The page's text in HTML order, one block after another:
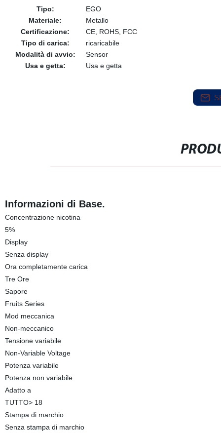
Tipo:
EGO
Materiale:
Metallo
Certificazione:
CE, ROHS, FCC
Tipo di carica:
ricaricabile
Modalità di avvio:
Sensor
Usa e getta:
Usa e getta
Informazioni di Base.
Concentrazione nicotina
5%
Display
Senza display
Ora completamente carica
Tre Ore
Sapore
Fruits Series
Mod meccanica
Non-meccanico
Tensione variabile
Non-Variable Voltage
Potenza variabile
Potenza non variabile
Adatto a
TUTTO> 18
Stampa di marchio
Senza stampa di marchio